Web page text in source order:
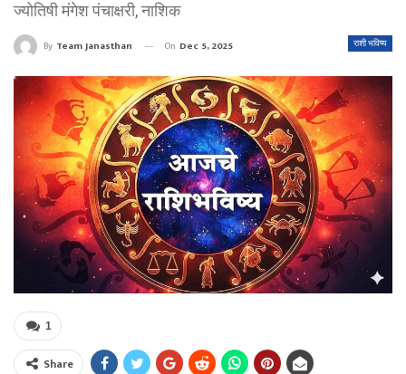
ज्योतिषी मंगेश पंचाक्षरी, नाशिक
राशी भविष्य
By Team Janasthan On Dec 5, 2025
1
Share